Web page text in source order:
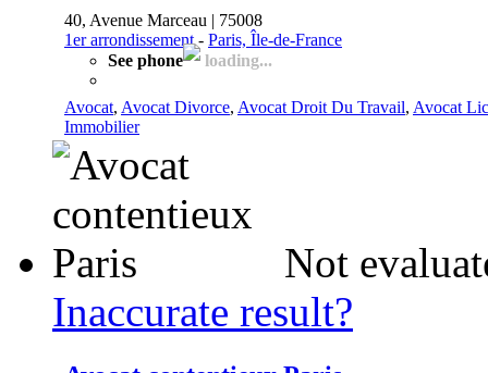
40, Avenue Marceau | 75008
1er arrondissement- Paris, Île-de-France
See phone
loading...
Avocat, Avocat Divorce, Avocat Droit Du Travail, Avocat
Immobilier
Not
Inaccurate result?